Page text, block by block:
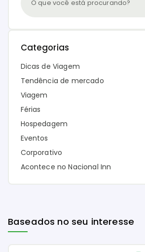
Categorias
Dicas de Viagem
Tendência de mercado
Viagem
Férias
Hospedagem
Eventos
Corporativo
Acontece no Nacional Inn
Baseados no seu interesse